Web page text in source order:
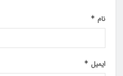
نام *
ایمیل *